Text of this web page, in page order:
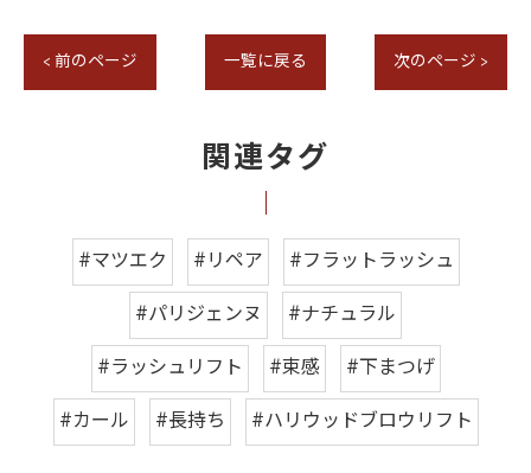
< 前のページ 一覧に戻る 次のページ >
関連タグ
#マツエク #リペア
#フラットラッシュ
#パリジェンヌ
#ナチュラル
#ラッシュリフト
#束感
#下まつげ
#カール
#長持ち #ハリウッドブロウリフト